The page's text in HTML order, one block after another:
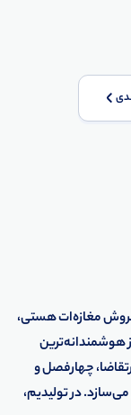
فروش مغازه‌ات هستی،
هوشمندانه‌ترین
چهارفصل و
در تولیدیم،